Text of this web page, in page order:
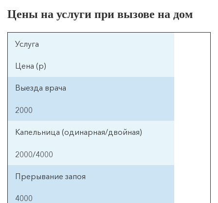
Цены на услуги при вызове на дом